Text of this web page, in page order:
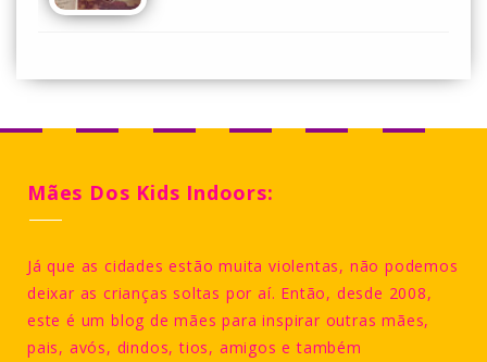
Mães Dos Kids Indoors:
Já que as cidades estão muita violentas, não podemos
deixar as crianças soltas por aí. Então, desde 2008,
este é um blog de mães para inspirar outras mães,
pais, avós, dindos, tios, amigos e também